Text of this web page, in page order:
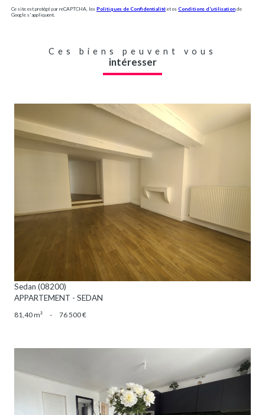
Ce site est protégé par reCAPTCHA, les Politiques de Confidentialité et es Conditions d'utilisation de
Google s'appliquent.
Ces biens peuvent vous
intéresser
VOIR LE BIEN
Sedan (08200)
APPARTEMENT - SEDAN
81,40 m² - 76 500 €